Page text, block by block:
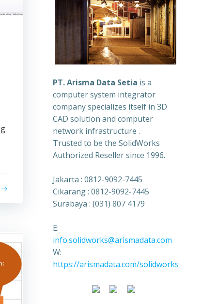
PT. Arisma Data Setia is a
computer system integrator
company specializes itself in 3D
CAD solution and computer
network infrastructure .
Trusted to be the SolidWorks
Authorized Reseller since 1996.
Jakarta : 0812-9092-7445
Cikarang : 0812-9092-7445
Surabaya : (031) 807 4179
E:
info.solidworks@arismadata.com
W:
https://arismadata.com/solidworks